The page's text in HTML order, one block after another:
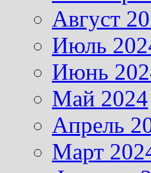
Август
Июль
Июнь
Май 2024
Апрель
Март